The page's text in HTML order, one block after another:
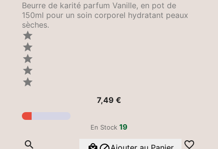
Beurre de karité parfum Vanille, en pot de
150ml pour un soin corporel hydratant peaux
sèches.





7,49 €
En Stock 19
 